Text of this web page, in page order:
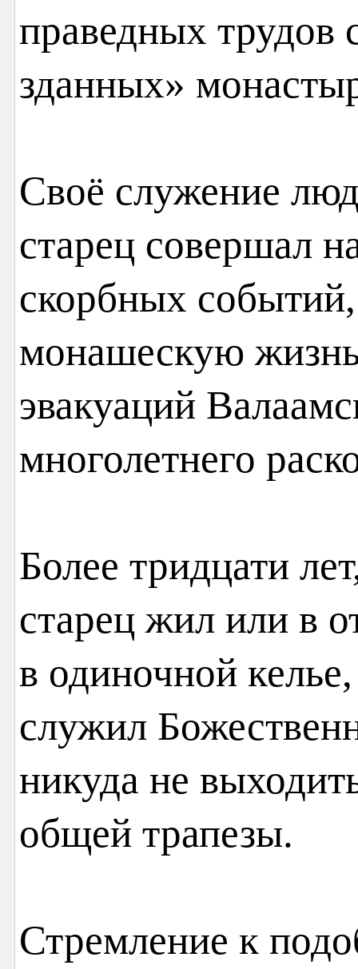
праведных
зданных»
Своё служение
старец совершал
скорбных
монашескую
эвакуаций
многолетнего
Более тридцати
старец жил или в
в одиночной
служил
никуда не
общей трапезы.
Стремление к